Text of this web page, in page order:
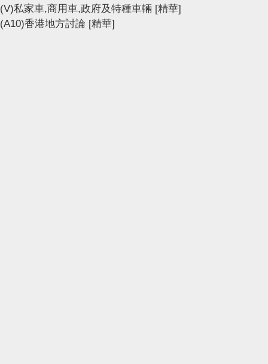
(V)私家車,商用車,政府及特種車輛 [精華]
(A10)香港地方討論 [精華]